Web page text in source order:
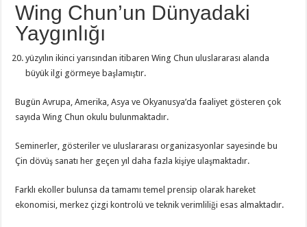
Wing Chun’un Dünyadaki
Yaygınlığı
yüzyılın ikinci yarısından itibaren Wing Chun uluslararası alanda
büyük ilgi görmeye başlamıştır.
Bugün Avrupa, Amerika, Asya ve Okyanusya’da faaliyet gösteren çok
sayıda Wing Chun okulu bulunmaktadır.
Seminerler, gösteriler ve uluslararası organizasyonlar sayesinde bu
Çin dövüş sanatı her geçen yıl daha fazla kişiye ulaşmaktadır.
Farklı ekoller bulunsa da tamamı temel prensip olarak hareket
ekonomisi, merkez çizgi kontrolü ve teknik verimliliği esas almaktadır.